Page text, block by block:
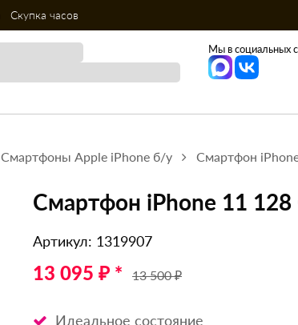
Скупка часов
Мы в социальных
Смартфоны Apple iPhone б/у Смартфон
Смартфон iPhone 11 128
Артикул: 1319907
13 095 ₽ * 13 500 ₽
Идеальное состояние